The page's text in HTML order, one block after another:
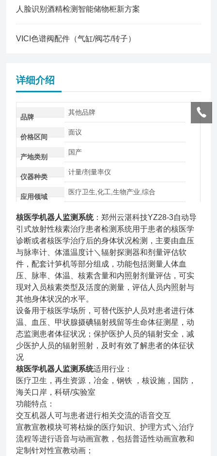
人脸识别酒精检测智能储物柜新方案
VICI色谱阀配件（气缸/阀芯/转子）
详细介绍
品牌
其他品牌
价格区间
面议
产地类别
国产
仪器种类
计量/剂量率仪
应用领域
医疗卫生,化工,生物产业,综合
核医学机器人监测系统：郑州云湛科技YZ28-3自动导
引式放射性核素治疗患者检测系统用于患者的核医学
诊断或者核医学治疗后的身体状况检测，主要由血压
与脉率计、体溫温度计＼辐射探测器和剂量评估软
件，配套计笋机等部分组成，功能包括测量人体血
压、脉率、体温、核素含量和内照射剂量评估，可实
现对入员核素类型及活度的测量，评估人员内照射与
其他身体状况的水平。
设备用于核医学场所，可替代医护人员对患者进行体
温、血压、甲状腺摄碘辐射残留等生命体征测星，动
态监测患者体征状况；保护医护人员的辐射安全，减
少医护人员的辐射照射，及时有效了解患者的体征状
况
核医学机器人监测系统适用行业：
医疗卫生，再生资源，冶金，钢铁 ，核设施，国防，
海关口岸，科研/实验室
功能特点：
交互机器人可与患者进行相关交流的语音交互
宣教宣教模块可将枯燥的医疗知识、护理方式＼治疗
流程等进行语音与动画宣教，包括普适性动画宣教和
定制针对性宣教动画；